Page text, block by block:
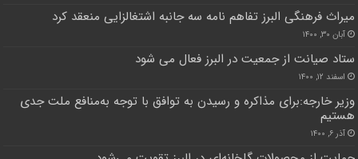
میراث فرهنگی البرز تفاهم نامه سه جانبه اشتغالزایی منعقد کرد
آبان ۳۰, ۱۴۰۰
ستاد صیانت از جمعیت در البرز فعال می شود
اسفند ۱۲, ۱۴۰۰
وزیر خارجه:برای مذاکره و رسیدن به توافق با توجه به‌منافع ملت جدی
هستیم
آذر ۶, ۱۴۰۰